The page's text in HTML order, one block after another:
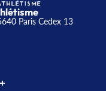
Paris Cedex 13
+